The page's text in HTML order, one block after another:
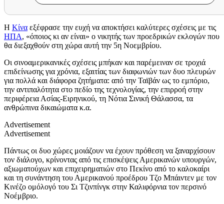
Η Κίνα εξέφρασε την ευχή να αποκτήσει καλύτερες σχέσεις με τις
ΗΠΑ, «όποιος κι αν είναι» ο νικητής των προεδρικών εκλογών που
θα διεξαχθούν στη χώρα αυτή την 5η Νοεμβρίου.
Οι σινοαμερικανικές σχέσεις μπήκαν και παρέμειναν σε τροχιά
επιδείνωσης για χρόνια, εξαιτίας των διαφωνιών των δυο πλευρών
για πολλά και διάφορα ζητήματα: από την Ταϊβάν ως το εμπόριο,
την αντιπαλότητα στο πεδίο της τεχνολογίας, την επιρροή στην
περιφέρεια Ασίας-Ειρηνικού, τη Νότια Σινική Θάλασσα, τα
ανθρώπινα δικαιώματα κ.α.
Advertisement
Advertisement
Πάντως οι δυο χώρες μοιάζουν να έχουν πρόθεση να ξαναρχίσουν
τον διάλογο, κρίνοντας από τις επισκέψεις Αμερικανών υπουργών,
αξιωματούχων και επιχειρηματιών στο Πεκίνο από το καλοκαίρι
και τη συνάντηση του Αμερικανού προέδρου Τζο Μπάιντεν με τον
Κινέζο ομόλογό του Σι Τζινπίνγκ στην Καλιφόρνια τον περσινό
Νοέμβριο.